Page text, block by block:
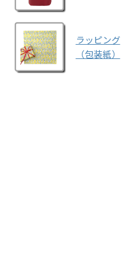
ラッピング
（包装紙）